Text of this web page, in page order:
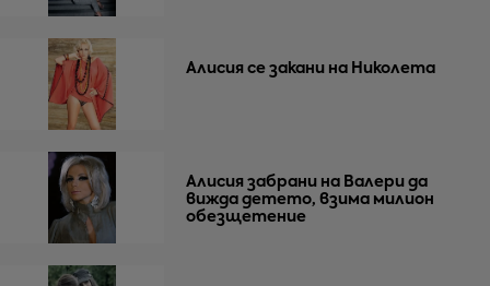
Алисия се закани на Николета
Алисия забрани на Валери да
вижда детето, взима милион
обезщетение